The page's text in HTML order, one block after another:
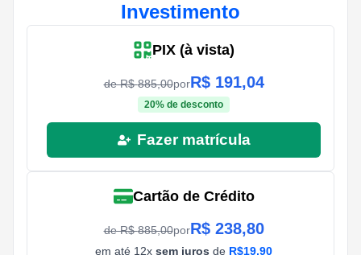
Investimento
PIX (à vista)
de R$885,00porR$ 191,04
20% de desconto
Fazer matrícula
Cartão de Crédito
de R$885,00porR$ 238,80
em até 12x sem juros de R$19,90